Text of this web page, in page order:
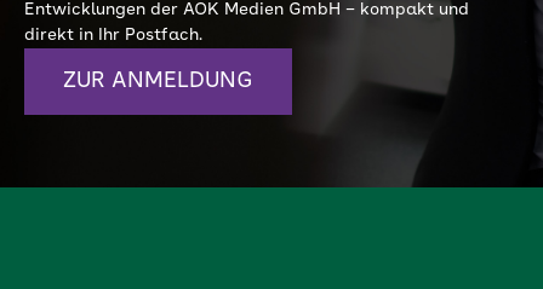
Entwicklungen der AOK Medien GmbH – kompakt und
direkt in Ihr Postfach.
ZUR ANMELDUNG